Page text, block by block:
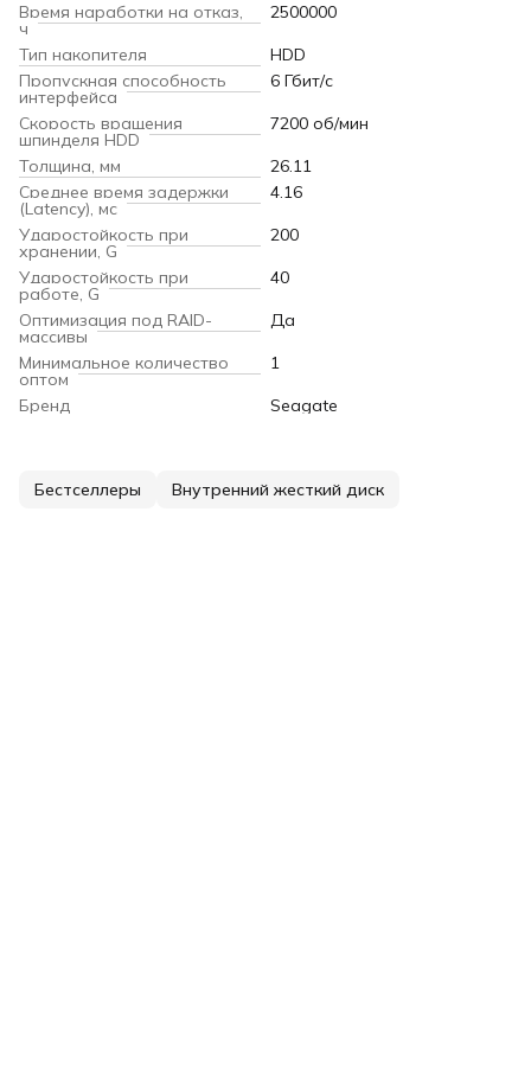
Время наработки на отказ,
ч
2500000
Тип накопителя
HDD
Пропускная способность
интерфейса
6 Гбит/с
Скорость вращения
шпинделя HDD
7200 об/мин
Толщина, мм
26.11
Среднее время задержки
(Latency), мс
4.16
Ударостойкость при
хранении, G
200
Ударостойкость при
работе, G
40
Оптимизация под RAID-
массивы
Да
Минимальное количество
оптом
1
Бренд
Seagate
Бестселлеры Внутренний жесткий диск